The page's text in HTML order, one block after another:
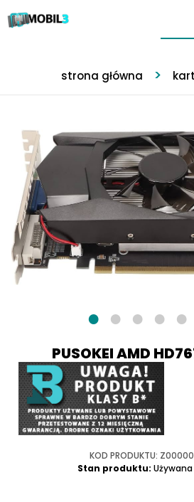
strona główna
PUSOKEI AMD
KOD PRODUKTU:
Stan produktu: